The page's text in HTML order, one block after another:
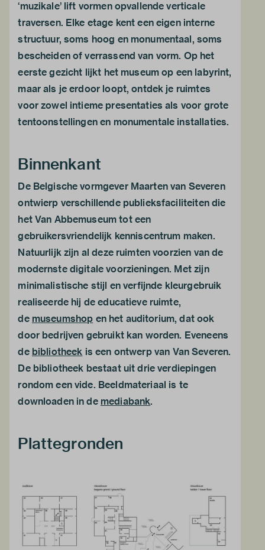
‘muzikale’ lift vormen opvallende verticale
traversen. Elke etage kent een eigen interne
structuur, soms hoog en monumentaal, soms
bescheiden of verrassend van vorm. Op het
eerste gezicht lijkt het museum op een labyrint,
maar als je erdoor loopt, ontdek je ruimtes
voor zowel intieme presentaties als voor grote
tentoonstellingen en monumentale installaties.
Binnenkant
De Belgische vormgever Maarten van Severen
ontwierp verschillende publieksfaciliteiten die
het Van Abbemuseum tot een
gebruikersvriendelijk kenniscentrum maken.
Natuurlijk zijn al deze ruimten voorzien van de
modernste digitale voorzieningen. Met zijn
minimalistische stijl en verfijnde kleurgebruik
realiseerde hij de educatieve ruimte,
de museumshop en het auditorium, dat ook
door bedrijven gebruikt kan worden. Eveneens
de bibliotheek is een ontwerp van Van Severen.
De bibliotheek bestaat uit drie verdiepingen
rondom een vide. Beeldmateriaal is te
downloaden in de mediabank.
Plattegronden